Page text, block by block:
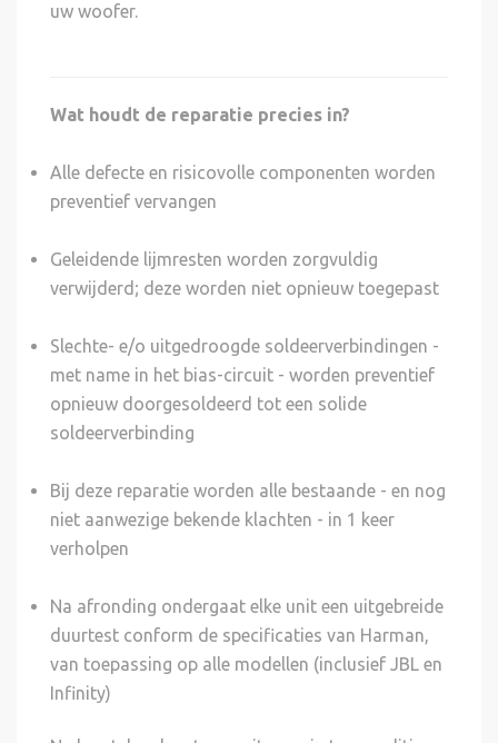
uw woofer.
Wat houdt de reparatie precies in?
Alle defecte en risicovolle componenten worden
preventief vervangen
Geleidende lijmresten worden zorgvuldig
verwijderd; deze worden niet opnieuw toegepast
Slechte- e/o uitgedroogde soldeerverbindingen -
met name in het bias-circuit - worden preventief
opnieuw doorgesoldeerd tot een solide
soldeerverbinding
Bij deze reparatie worden alle bestaande - en nog
niet aanwezige bekende klachten - in 1 keer
verholpen
Na afronding ondergaat elke unit een uitgebreide
duurtest conform de specificaties van Harman,
van toepassing op alle modellen (inclusief JBL en
Infinity)